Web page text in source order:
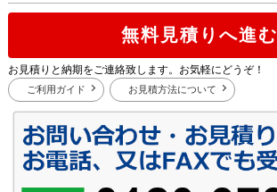
無料見積りへ進む
お見積りと納期をご連絡致します。お気軽にどうぞ！
ご利用ガイド お見積方法について